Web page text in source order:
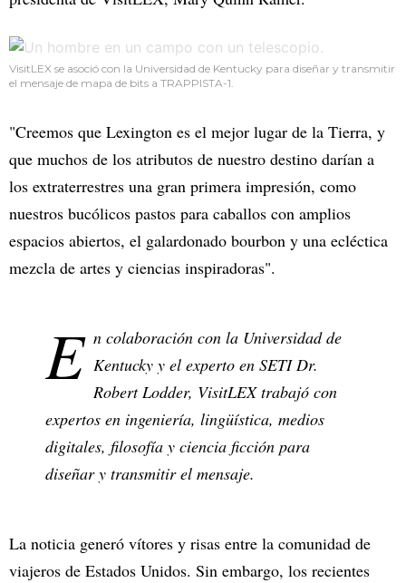
VisitLEX se asoció con la Universidad de Kentucky para diseñar y transmitir
el mensaje de mapa de bits a TRAPPISTA-1.
"Creemos que Lexington es el mejor lugar de la Tierra, y
que muchos de los atributos de nuestro destino darían a
los extraterrestres una gran primera impresión, como
nuestros bucólicos pastos para caballos con amplios
espacios abiertos, el galardonado bourbon y una ecléctica
mezcla de artes y ciencias inspiradoras".
E n colaboración con la Universidad de
Kentucky y el experto en SETI Dr.
Robert Lodder, VisitLEX trabajó con
expertos en ingeniería, lingüística, medios
digitales, filosofía y ciencia ficción para
diseñar y transmitir el mensaje.
La noticia generó vítores y risas entre la comunidad de
viajeros de Estados Unidos. Sin embargo, los recientes